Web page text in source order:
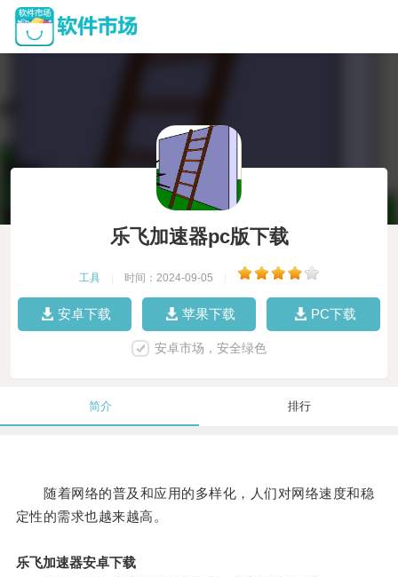
乐飞加速器pc版下载
工具 时间：2024-09-05
安卓下载 苹果下载 PC下载
安卓市场，安全绿色
简介 排行
随着网络的普及和应用的多样化，人们对网络速度和稳
定性的需求也越来越高。
乐飞加速器安卓下载